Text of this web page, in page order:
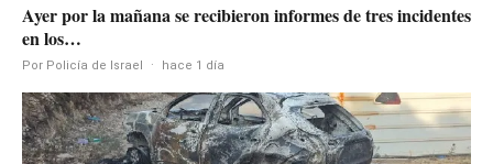
Ayer por la mañana se recibieron informes de tres incidentes
en los…
Por Policía de Israel · hace 1 día